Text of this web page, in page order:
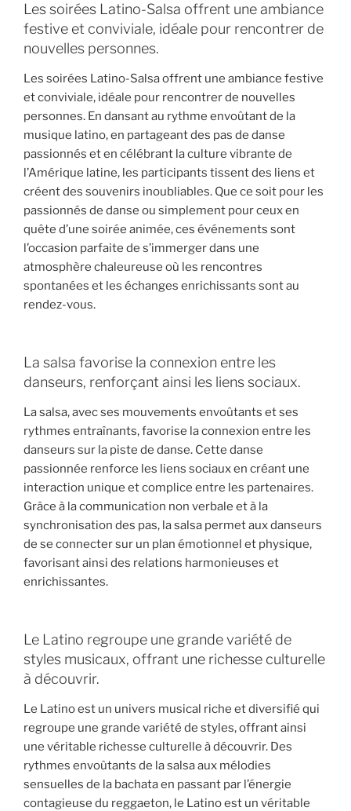
Les soirées Latino-Salsa offrent une ambiance
festive et conviviale, idéale pour rencontrer de
nouvelles personnes.
Les soirées Latino-Salsa offrent une ambiance festive
et conviviale, idéale pour rencontrer de nouvelles
personnes. En dansant au rythme envoûtant de la
musique latino, en partageant des pas de danse
passionnés et en célébrant la culture vibrante de
l’Amérique latine, les participants tissent des liens et
créent des souvenirs inoubliables. Que ce soit pour les
passionnés de danse ou simplement pour ceux en
quête d’une soirée animée, ces événements sont
l’occasion parfaite de s’immerger dans une
atmosphère chaleureuse où les rencontres
spontanées et les échanges enrichissants sont au
rendez-vous.
La salsa favorise la connexion entre les
danseurs, renforçant ainsi les liens sociaux.
La salsa, avec ses mouvements envoûtants et ses
rythmes entraînants, favorise la connexion entre les
danseurs sur la piste de danse. Cette danse
passionnée renforce les liens sociaux en créant une
interaction unique et complice entre les partenaires.
Grâce à la communication non verbale et à la
synchronisation des pas, la salsa permet aux danseurs
de se connecter sur un plan émotionnel et physique,
favorisant ainsi des relations harmonieuses et
enrichissantes.
Le Latino regroupe une grande variété de
styles musicaux, offrant une richesse culturelle
à découvrir.
Le Latino est un univers musical riche et diversifié qui
regroupe une grande variété de styles, offrant ainsi
une véritable richesse culturelle à découvrir. Des
rythmes envoûtants de la salsa aux mélodies
sensuelles de la bachata en passant par l’énergie
contagieuse du reggaeton, le Latino est un véritable